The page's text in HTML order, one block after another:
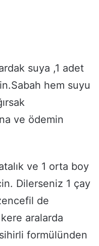
suya ,1 adet
hem suyu
ve ödemin
ve 1 orta boy
Dilerseniz 1 çay
de
aralarda
formülünden